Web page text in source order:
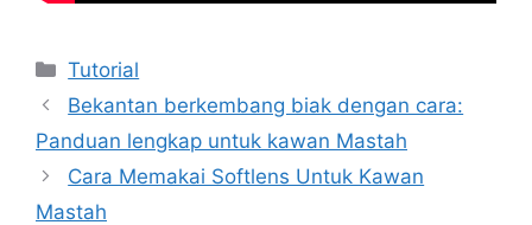
Kategori
Tutorial
Bekantan berkembang biak dengan cara:
Panduan lengkap untuk kawan Mastah
Cara Memakai Softlens Untuk Kawan
Mastah